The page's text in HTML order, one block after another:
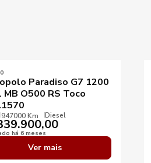
Paradiso G7 1200
MB O500 RS Toco
947000 Km Diesel
há 6 meses
Ver mais